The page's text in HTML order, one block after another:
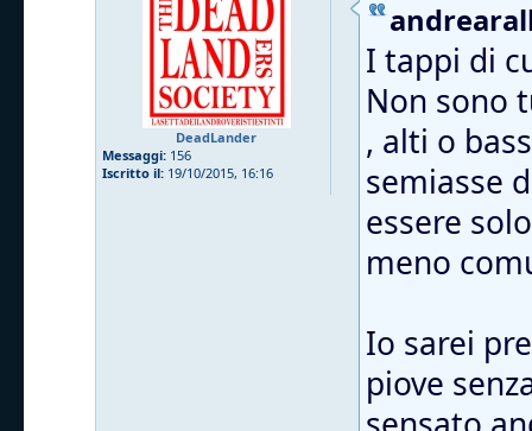
DeadLander
Messaggi: 156
Iscritto il: 19/10/2015, 16:16
I tappi di
Non sono
, alti o
semiasse
essere
meno
Io sarei
piove